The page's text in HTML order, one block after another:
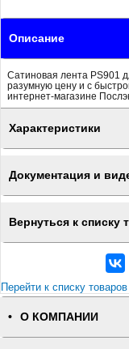
Описание
Сатиновая лента PS901
разумную цену и с
интернет-магазине
Характеристики
Документация и
Вернуться к списку
Перейти к списку
О КОМПАНИИ